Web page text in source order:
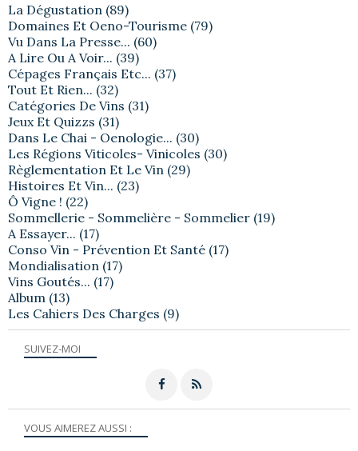
SUIVEZ-MOI
VOUS AIMEREZ AUSSI :
La Dégustation (89)
Domaines Et Oeno-Tourisme (79)
Vu Dans La Presse... (60)
A Lire Ou A Voir... (39)
Cépages Français Etc... (37)
Tout Et Rien... (32)
Catégories De Vins (31)
Jeux Et Quizzs (31)
Dans Le Chai - Oenologie... (30)
Les Régions Viticoles- Vinicoles (30)
Règlementation Et Le Vin (29)
Histoires Et Vin... (23)
Ô Vigne ! (22)
Sommellerie - Sommelière - Sommelier (19)
A Essayer... (17)
Conso Vin - Prévention Et Santé (17)
Mondialisation (17)
Vins Goutés... (17)
Album (13)
Les Cahiers Des Charges (9)